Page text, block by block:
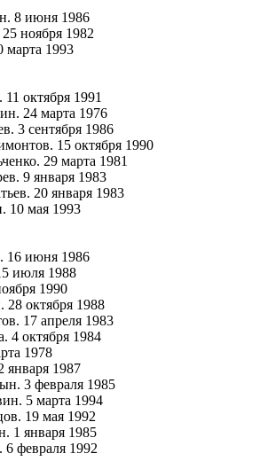
8 июня 1986
ноября 1982
1993
октября 1991
24 марта 1976
3 сентября 1986
15 октября 1990
29 марта 1981
9 января 1983
20 января 1983
мая 1993
июня 1986
июля 1988
1990
октября 1988
17 апреля 1983
4 октября 1984
1978
1987
3 февраля 1985
5 марта 1994
19 мая 1992
1 января 1985
февраля 1992